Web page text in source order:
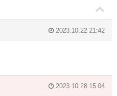
2023.10.22 21:42
2023.10.28 15:04